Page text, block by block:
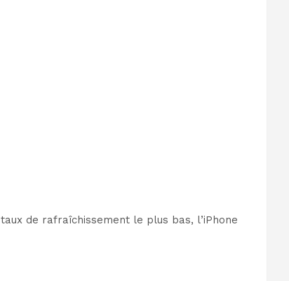
de rafraîchissement le plus bas, l’iPhone